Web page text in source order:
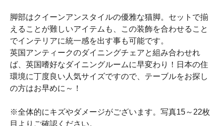
脚部はクイーンアンスタイルの優雅な猫脚。セットで揃
えることが難しいアイテムも、この装飾を合わせること
でインテリアに統一感を出す事も可能です。
英国アンティークのダイニングチェアと組み合わせれ
ば、英国嗜好なダイニングルームに早変わり！日本の住
環境に丁度良い人気サイズですので、テーブルをお探し
の方はお早めに～！
※全体的にキズやダメージがございます。写真15～22枚
目よりご確認ください。